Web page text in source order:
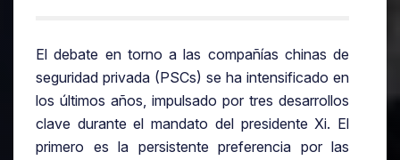
El debate en torno a las compañías chinas de
seguridad privada (PSCs) se ha intensificado en
los últimos años, impulsado por tres desarrollos
clave durante el mandato del presidente Xi. El
primero es la persistente preferencia por las